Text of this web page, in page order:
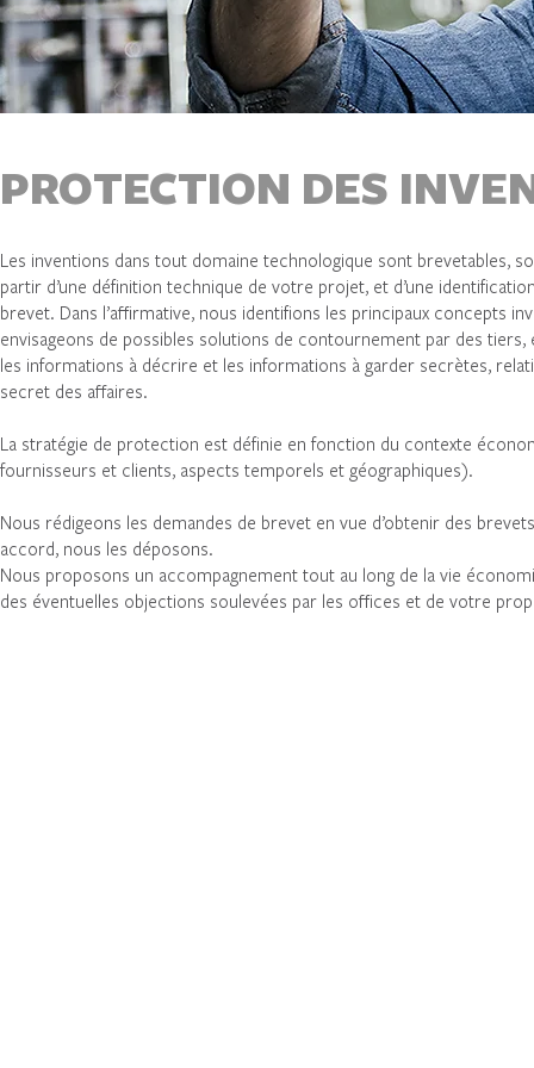
PROTECTION DES
Les inventions dans tout domaine technologique sont brevetables,
partir d’une définition technique de votre projet, et d’une
brevet. Dans l’affirmative, nous identifions les principaux concepts
envisageons de possibles solutions de contournement par des
les informations à décrire et les informations à garder secrètes,
secret des affaires.
La stratégie de protection est définie en fonction du contexte
fournisseurs et clients, aspects temporels et géographiques).
Nous rédigeons les demandes de brevet en vue d’obtenir des
accord, nous les déposons.
Nous proposons un accompagnement tout au long de la vie
des éventuelles objections soulevées par les offices et de votre